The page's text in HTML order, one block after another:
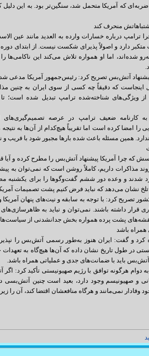
که آمریکا متحمل شد، سنگین‌تر بود. به این دلیل
منحرف کند
درباره خسارات وارده به العدید مانند عین
دارد و اصولاً پذیرای شکست نیست. از ابتدای
شده‌اند، اما او همواره تلاش می‌کند این ناکامی‌ها
آتش‌بس تصریح کرد: رئیس‌جمهور آمریکا مدعی
اینجاست که دقیقاً چه کسی از سوی ایران به چنین
از ویژگی‌های شناخته‌شده ترامپ تبدیل شده است؛
کارنامه ضعیف ترامپ در عرصه تصمیم‌گیری‌های
پروژه و دستور اجرایی را امضا کرده است اما تقریباً هیچ‌کدام از
همین مسئله باعث شده بارها مجبور شود با فریب
که چرا آمریکا پیشنهاد آتش‌بس را مطرح کرده و آیا
مذاکرات داریم، کاملاً روشن است که نمی‌توان به
شدند و وعده دور ششم گفت‌وگوها را برای یکشنبه
تلخ نشان می‌دهد که نباید فرض کنیم پشت تصمیمات
تصریح کرد:‌ با توجه به سابقه و نیت‌های پنهان
قرار داشته باشند. نمی‌توان و نباید به
که نقشه‌های پشت پرده همواره بخش جدانشدنی از
باشد
و گفت:‌ ایران هنوز به‌طور رسمی آتش‌بس را نپذیرفته
در طول تاریخ نشان داده که آن‌ها هیچ‌گاه به تعهدات
باید با ضمانت‌های جدی و عملیاتی همراه باشد.
دوام هرگونه توافق با رژیم صهیونیستی تأکید کرد:
و صهیونیسم وجود دارد، بعید است چنین آتش‌بسی
نمی‌مانند و هرگاه منافعشان اقتضا کند، آن را